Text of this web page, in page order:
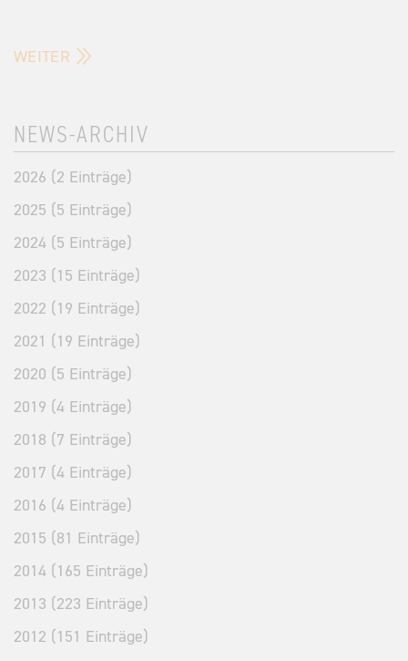
WEITER
NEWS-ARCHIV
2026 (2 Einträge)
2025 (5 Einträge)
2024 (5 Einträge)
2023 (15 Einträge)
2022 (19 Einträge)
2021 (19 Einträge)
2020 (5 Einträge)
2019 (4 Einträge)
2018 (7 Einträge)
2017 (4 Einträge)
2016 (4 Einträge)
2015 (81 Einträge)
2014 (165 Einträge)
2013 (223 Einträge)
2012 (151 Einträge)